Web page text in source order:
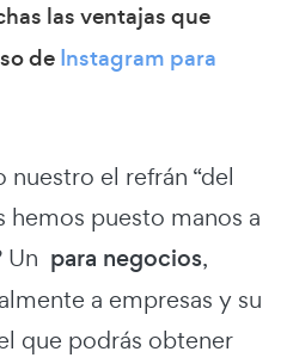
las ventajas que
de Instagram para
nuestro el refrán “del
hemos puesto manos a
Un para negocios,
a empresas y su
que podrás obtener